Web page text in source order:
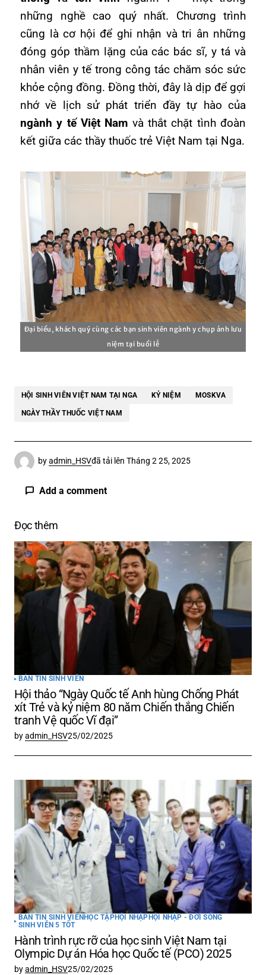
những nghề cao quý nhất. Chương trình
cũng là cơ hội để ghi nhận và tri ân những
đóng góp thầm lặng của các bác sĩ, y tá và
nhân viên y tế trong công tác chăm sóc sức
khỏe cộng đồng. Đồng thời, đây là dịp để gợi
nhớ về lịch sử phát triển đầy tự hào của
ngành y tế Việt Nam và thắt chặt tình đoàn
kết giữa các thầy thuốc trẻ Việt Nam tại Nga.
Đại biểu, khách quý cùng các bạn sinh viên ngành y chụp ảnh lưu
niệm tại buổi lễ
HỘI SINH VIÊN VIỆT NAM TẠI NGA KỶ NIỆM MOSKVA
NGÀY THẦY THUỐC VIỆT NAM
byadmin_HSVđã tải lên Tháng 2 25, 2025
Add a comment
Email của bạn sẽ không được hiển thị công
khai. Các trường bắt buộc được đánh dấu *
Comment*
Your Name
Your E-mail*
Lưu tên của tôi, email, và trang web trong
tôi.
Submit Comment
Đọc thêm
BẢN TIN SINH VIÊN
Hội thảo “Ngày Quốc tế Anh hùng Chống Phát
xít Trẻ và kỷ niệm 80 năm Chiến thắng Chiến
tranh Vệ quốc Vĩ đại”
byadmin_HSV25/02/2025
BẢN TIN SINH VIÊNHỌC TẬPHỘI NHẬPHỘI NHẬP - ĐỜI SỐNG
SINH VIÊN 5 TỐT
Hành trình rực rỡ của học sinh Việt Nam tại
Olympic Dự án Hóa học Quốc tế (PCO) 2025
byadmin_HSV25/02/2025